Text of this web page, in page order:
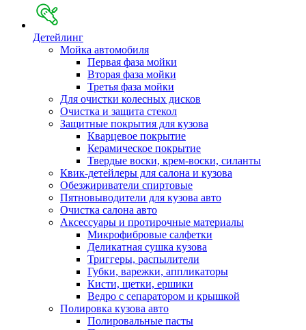
Детейлинг
Мойка автомобиля
Первая фаза мойки
Вторая фаза мойки
Третья фаза мойки
Для очистки колесных дисков
Очистка и защита стекол
Защитные покрытия для кузова
Кварцевое покрытие
Керамическое покрытие
Твердые воски, крем-воски, силанты
Квик-детейлеры для салона и кузова
Обезжириватели спиртовые
Пятновыводители для кузова авто
Очистка салона авто
Аксессуары и протирочные материалы
Микрофибровые салфетки
Деликатная сушка кузова
Триггеры, распылители
Губки, варежки, аппликаторы
Кисти, щетки, ершики
Ведро с сепаратором и крышкой
Полировка кузова авто
Полировальные пасты